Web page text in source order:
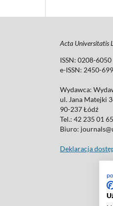
Acta Universitatis
ISSN: 0208-6050
e-ISSN: 2450-
Wydawca:
ul. Jana Matejki
90-237 Łódź
Tel.: 42 235 01
Biuro:
Deklaracja